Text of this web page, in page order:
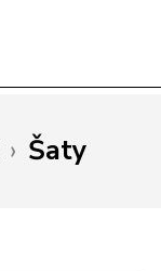
› Šaty